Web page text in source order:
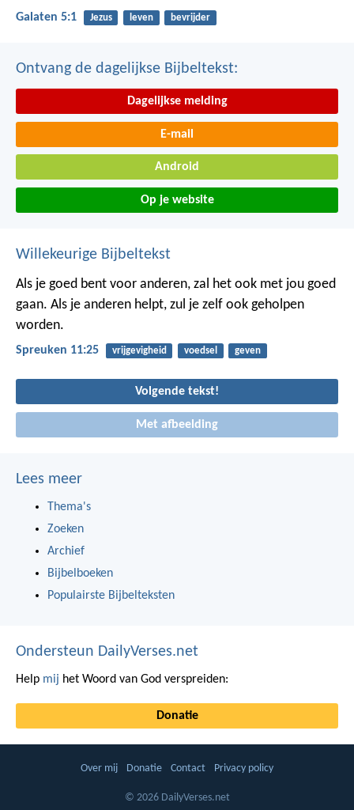
Galaten 5:1 Jezus leven bevrijder
Ontvang de dagelijkse Bijbeltekst:
Dagelijkse melding
E-mail
Android
Op je website
Willekeurige Bijbeltekst
Als je goed bent voor anderen, zal het ook met jou goed
gaan. Als je anderen helpt, zul je zelf ook geholpen
worden.
Spreuken 11:25 vrijgevigheid voedsel geven
Volgende tekst!
Met afbeelding
Lees meer
Thema's
Zoeken
Archief
Bijbelboeken
Populairste Bijbelteksten
Ondersteun DailyVerses.net
Help mij het Woord van God verspreiden:
Donatie
Over mij Donatie Contact Privacy policy
© 2026 DailyVerses.net